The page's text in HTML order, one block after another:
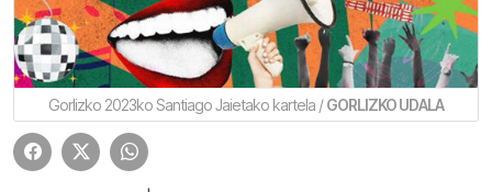
Gorlizko 2023ko Santiago Jaietako kartela /GORLIZKO UDALA